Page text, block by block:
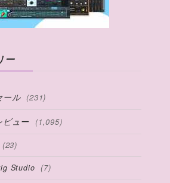
ー
ール (231)
ビュー (1,095)
(23)
Studio (7)